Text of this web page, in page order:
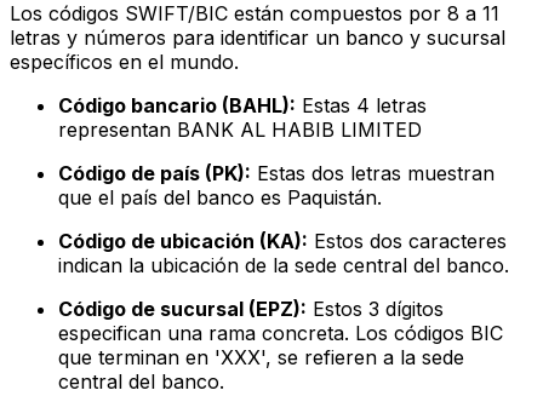
Los códigos SWIFT/BIC están compuestos por 8 a 11
letras y números para identificar un banco y sucursal
específicos en el mundo.
Código bancario (BAHL): Estas 4 letras
representan BANK AL HABIB LIMITED
Código de país (PK): Estas dos letras muestran
que el país del banco es Paquistán.
Código de ubicación (KA): Estos dos caracteres
indican la ubicación de la sede central del banco.
Código de sucursal (EPZ): Estos 3 dígitos
especifican una rama concreta. Los códigos BIC
que terminan en 'XXX', se refieren a la sede
central del banco.